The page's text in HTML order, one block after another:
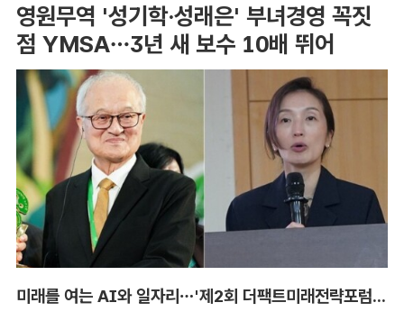
영원무역 '성기학·성래은' 부녀경영 꼭짓
점 YMSA…3년 새 보수 10배 뛰어
미래를 여는 AI와 일자리…'제2회 더팩트미래전략포럼' 참가 신청